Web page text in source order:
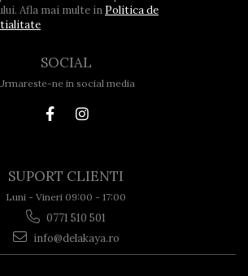
Afla mai multe in Politica de
SOCIAL
ne in social media
SUPORT CLIENTI
Luni - Vineri 09:00 - 17:00
0771 510 501
info@delakaya.ro